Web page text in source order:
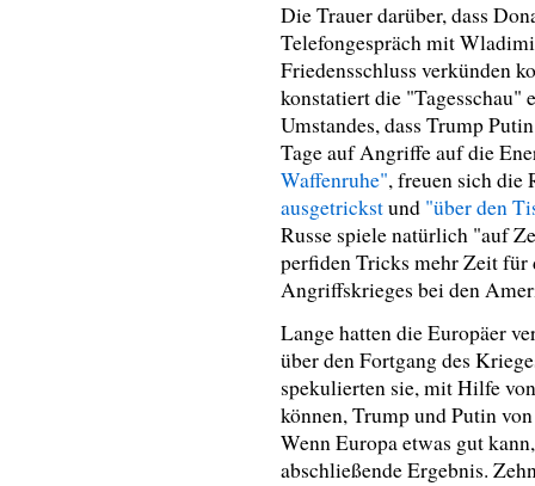
Die Trauer darüber, dass
Telefongespräch mit
Friedensschluss verkünden
konstatiert die "Tagesschau"
Umstandes, dass Trump
Tage auf Angriffe auf die
Waffenruhe", freuen sich die
ausgetrickstund "über den
Russe spiele natürlich "auf
perfiden Tricks mehr Zeit für
Angriffskrieges bei den
Lange hatten die Europäer
über den Fortgang des
spekulierten sie, mit Hilfe
können, Trump und Putin
Wenn Europa etwas gut
abschließende Ergebnis.